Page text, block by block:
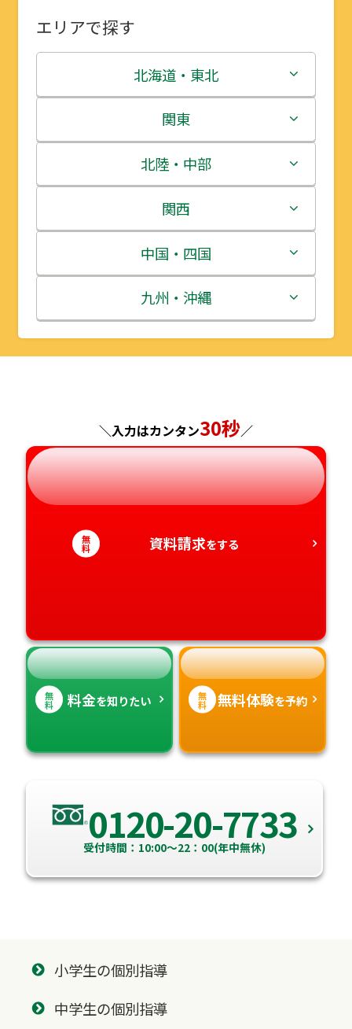
エリアで探す
北海道・東北
北海道
青森県
岩手県
宮城県
秋田県
山形県
関東
茨城県
栃木県
群馬県
埼玉県
千葉県
神奈川県
北陸・中部
新潟県
富山県
石川県
福井県
長野県
岐阜県
愛知県
関西
三重県
滋賀県
京都府
兵庫県
奈良県
中国・四国
鳥取県
島根県
広島県
山口県
高知県
九州・沖縄
福岡県
長崎県
熊本県
沖縄県
＼入力はカンタン30秒／
無
料 資料請求をする
無
料 料金を知りたい 無
料 無料体験を予約
0120-20-7733
受付時間：10:00～22：00(年中無休)
小学生の個別指導
中学生の個別指導